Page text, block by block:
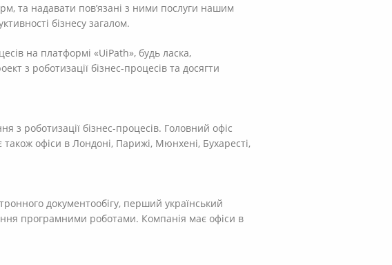
та надавати пов’язані з ними послуги нашим
бізнесу загалом.
на платформі «UiPath», будь ласка,
з роботизації бізнес-процесів та досягти
з роботизації бізнес-процесів. Головний офіс
офіси в Лондоні, Парижі, Мюнхені, Бухаресті,
документообігу, перший український
програмними роботами. Компанія має офіси в